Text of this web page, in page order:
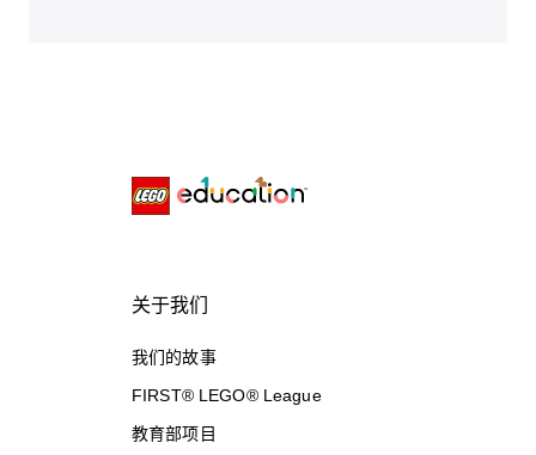
关于我们
我们的故事
FIRST® LEGO® League
教育部项目